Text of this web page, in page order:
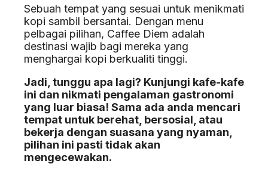
Sebuah tempat yang sesuai untuk menikmati
kopi sambil bersantai. Dengan menu
pelbagai pilihan, Caffee Diem adalah
destinasi wajib bagi mereka yang
menghargai kopi berkualiti tinggi.
Jadi, tunggu apa lagi? Kunjungi kafe-kafe
ini dan nikmati pengalaman gastronomi
yang luar biasa! Sama ada anda mencari
tempat untuk berehat, bersosial, atau
bekerja dengan suasana yang nyaman,
pilihan ini pasti tidak akan
mengecewakan.